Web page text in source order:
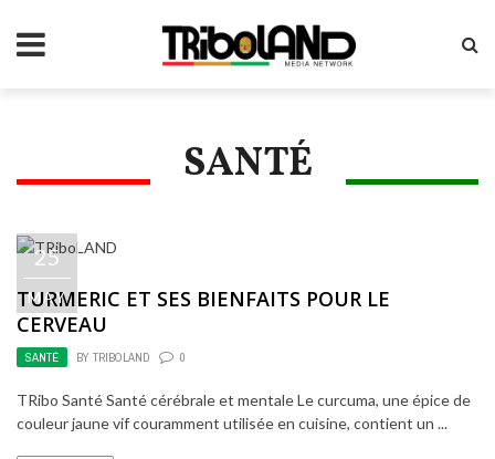
SANTÉ
25
MAY
TURMERIC ET SES BIENFAITS POUR LE
CERVEAU
SANTÉ BY TRIBOLAND 0
TRibo Santé Santé cérébrale et mentale Le curcuma, une épice de
couleur jaune vif couramment utilisée en cuisine, contient un ...